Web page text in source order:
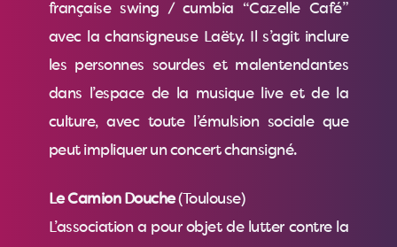
française swing / cumbia “Cazelle Café”
avec la chansigneuse Laëty. Il s’agit inclure
les personnes sourdes et malentendantes
dans l’espace de la musique live et de la
culture, avec toute l’émulsion sociale que
peut impliquer un concert chansigné.
Le Camion Douche(Toulouse)
L’association a pour objet de lutter contre la